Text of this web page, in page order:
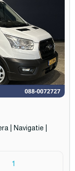
| Navigatie |
1